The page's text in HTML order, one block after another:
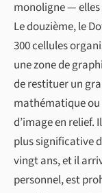
monoligne —
Le douzième, le
300 cellules
une zone de
de restituer un
mathématique ou
d’image en relief.
plus significative
vingt ans, et il
personnel, est